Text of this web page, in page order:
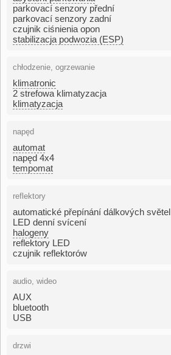
parkovací senzory přední
parkovací senzory zadní
czujnik ciśnienia opon
stabilizacja podwozia (ESP)
chłodzenie, ogrzewanie
klimatronic
2 strefowa klimatyzacja
klimatyzacja
napęd
automat
napęd 4x4
tempomat
reflektory
automatické přepínání dálkových světel
LED denní svícení
halogeny
reflektory LED
czujnik reflektorów
audio, wideo
AUX
bluetooth
USB
drzwi